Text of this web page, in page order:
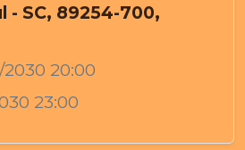
- SC, 89254-700,
2030 20:00
23:00